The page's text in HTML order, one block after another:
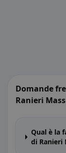
Domande
Ranieri
Qual è la
di Ranieri